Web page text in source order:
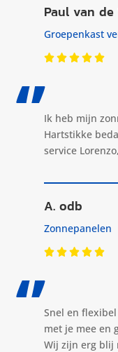
Paul van de
Groepenkast
‘’Ik heb mijn
Hartstikke
service
A. odb
Zonnepanelen
‘’Snel en
met je mee en
Wij zijn erg blij